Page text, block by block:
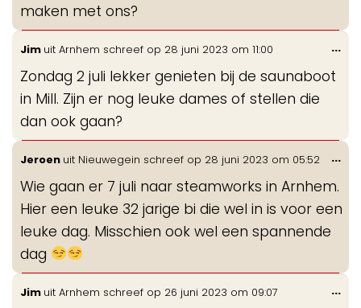
maken met ons?
Jim uit Arnhem schreef op 28 juni 2023 om 11:00
Zondag 2 juli lekker genieten bij de saunaboot
in Mill. Zijn er nog leuke dames of stellen die
dan ook gaan?
...
Jeroen uit Nieuwegein schreef op 28 juni 2023 om 05:52
Wie gaan er 7 juli naar steamworks in Arnhem.
Hier een leuke 32 jarige bi die wel in is voor een
leuke dag. Misschien ook wel een spannende
dag
...
Jim uit Arnhem schreef op 26 juni 2023 om 09:07 ...